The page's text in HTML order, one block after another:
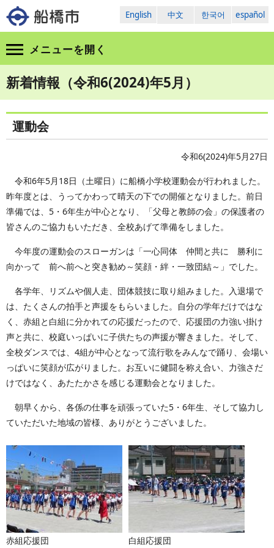
English 中文 한국어 español
メニューを開く
新着情報（令和6(2024)年5月）
運動会
令和6(2024)年5月27日
令和6年5月18日（土曜日）に船橋小学校運動会が行われました。
昨年度とは、うってかわって晴天の下での開催となりました。前日
準備では、5・6年生が中心となり、「父母と教師の会」の保護者の
皆さんのご協力もいただき、全校あげて準備をしました。
今年度の運動会のスローガンは「一心同体 仲間と共に 勝利に
向かって 前へ前へと突き勧め～笑顔・絆・一致団結～」でした。
各学年、リズムや個人走、団体競技に取り組みました。入退場で
は、たくさんの拍手と声援をもらいました。自分の学年だけではな
く、赤組と白組に分かれての応援だったので、応援団の力強い掛け
声と共に、校庭いっぱいに子供たちの声援が響きました。そして、
全校ダンスでは、4組が中心となって流行歌をみんなで踊り、会場い
っぱいに笑顔が広がりました。お互いに健闘を称え合い、力強さだ
けではなく、あたたかさを感じる運動会となりました。
朝早くから、各係の仕事を頑張っていた5・6年生、そして協力し
ていただいた地域の皆様、ありがとうございました。
赤組応援団 白組応援団